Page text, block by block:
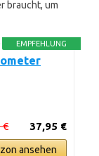
braucht, um
EMPFEHLUNG
37,95 €
€
ansehen